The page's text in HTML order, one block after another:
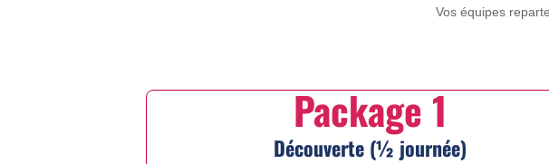
Vos équipes
Package 1
Découverte (½ journée)